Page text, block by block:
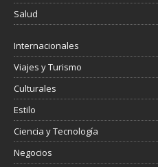
Salud
Internacionales
Viajes y Turismo
Culturales
Estilo
Ciencia y Tecnología
Negocios